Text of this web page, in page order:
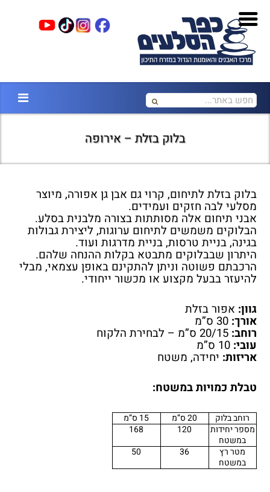
בלוק בזלת – אירופה
בלוק בזלת לתיחום, קרוי גם אבן גן אפורה, מיוצר
מסלעי לבה חזקים ועמידים.
אבני תיחום אלה מסותתות בצורה מלבנית בסלע.
הבלוקים משמשים לתיחום ערוגות, ליצירת גבולות
בגינה, בניית טרסות, בניית מדרגות ועוד.
היתרון שבבלוקים מתבטא בקלות ההנחה שלהם.
הרכבתם פשוטה וניתן להתקינם באופן עצמאי, מבלי
להיעזר בבעל מקצוע או מכשור ייחודי.
גוון: אפור בזלת
אורך: 30 ס”מ
רוחב: 20/15 ס”מ – לבחירת הלקוח
עובי:10 ס”מ
אריזות: יחידה, משטח
טבלת כמויות במשטח:
רוחב בלוק 20 ס”מ
15 ס”מ
מספר יחידות
במשטח
120
168
מטר רץ
במשטח
36
50